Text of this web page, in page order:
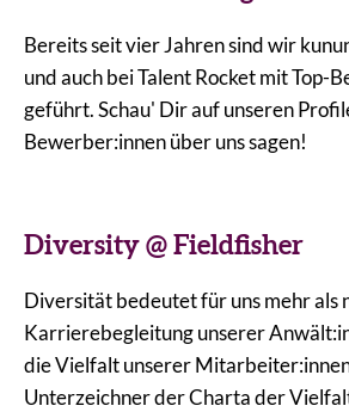
Bereits seit vier Jahren sind wir
und auch bei Talent Rocket mit Top-
geführt. Schau' Dir auf unseren
Bewerber:innen über uns sagen!
Diversity @ Fieldfisher
Diversität bedeutet für uns mehr als
Karrierebegleitung unserer
die Vielfalt unserer Mitarbeiter:innen
Unterzeichner der Charta der